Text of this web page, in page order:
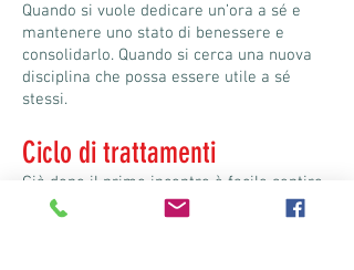
Quando si vuole dedicare un’ora a sé e
mantenere uno stato di benessere e
consolidarlo. Quando si cerca una nuova
disciplina che possa essere utile a sé
stessi.
Ciclo di trattamenti
Già dopo il primo incontro è facile sentire
un sensibile cambiamento delle proprie